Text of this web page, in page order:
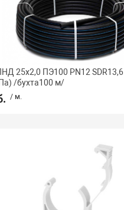
25х2,0 ПЭ100 PN12 SDR13,6
/бухта100 м/
/ м.